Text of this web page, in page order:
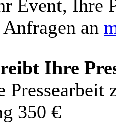
Event, Ihre
an
Ihre
Pressearbeit
350 €